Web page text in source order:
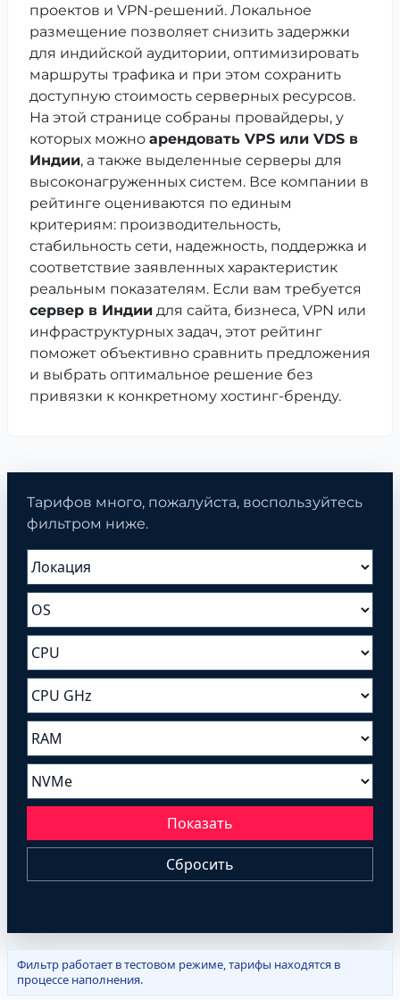
проектов и VPN-решений. Локальное
размещение позволяет снизить задержки
для индийской аудитории, оптимизировать
маршруты трафика и при этом сохранить
доступную стоимость серверных ресурсов.
На этой странице собраны провайдеры, у
которых можно арендовать VPS или VDS в
Индии, а также выделенные серверы для
высоконагруженных систем. Все компании в
рейтинге оцениваются по единым
критериям: производительность,
стабильность сети, надежность, поддержка и
соответствие заявленных характеристик
реальным показателям. Если вам требуется
сервер в Индии для сайта, бизнеса, VPN или
инфраструктурных задач, этот рейтинг
поможет объективно сравнить предложения
и выбрать оптимальное решение без
привязки к конкретному хостинг-бренду.
Тарифов много, пожалуйста, воспользуйтесь
фильтром ниже.
Показать
Сбросить
Фильтр работает в тестовом режиме, тарифы находятся в
процессе наполнения.